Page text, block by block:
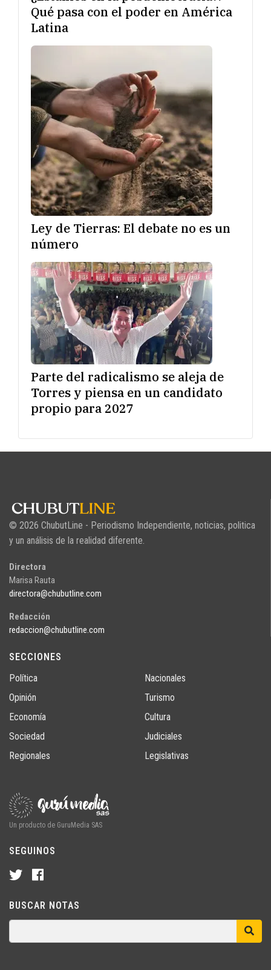
Qué pasa con el poder en América
Latina
Ley de Tierras: El debate no es un
número
Parte del radicalismo se aleja de
Torres y piensa en un candidato
propio para 2027
© 2026 ChubutLine - Periodismo Independiente, noticias, politica
y un análisis de la realidad diferente.
Directora
Marisa Rauta
directora@chubutline.com
Redacción
redaccion@chubutline.com
SECCIONES
Política
Opinión
Economía
Sociedad
Regionales
Nacionales
Turismo
Cultura
Judiciales
Legislativas
Un producto de GuruMedia SAS
SEGUINOS
BUSCAR NOTAS